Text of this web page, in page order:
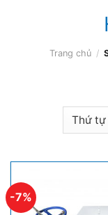
Trang chủ /
-7%